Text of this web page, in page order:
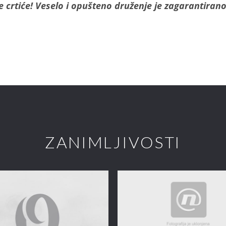
crtiće! Veselo i opušteno druženje je
ZANIMLJIVOSTI